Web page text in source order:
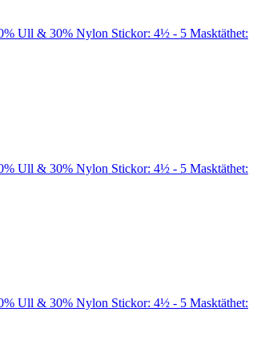
Ull & 30% Nylon Stickor: 4½ - 5 Masktäthet:
Ull & 30% Nylon Stickor: 4½ - 5 Masktäthet:
Ull & 30% Nylon Stickor: 4½ - 5 Masktäthet: